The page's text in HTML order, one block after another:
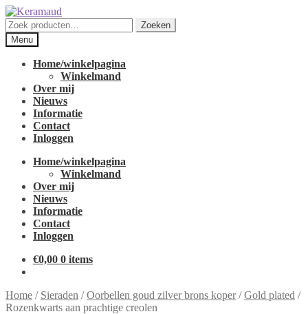
Ga
door
naar
navigatie
Ga
naar
de
inhoud
Zoeken
naar:
Zoeken
Menu
Home/winkelpagina
Winkelmand
Over mij
Nieuws
Informatie
Contact
Inloggen
Home/winkelpagina
Winkelmand
Over mij
Nieuws
Informatie
Contact
Inloggen
€0,00 0 items
Home / Sieraden /Oorbellen goud zilver brons koper/Gold plated /
Rozenkwarts aan prachtige creolen